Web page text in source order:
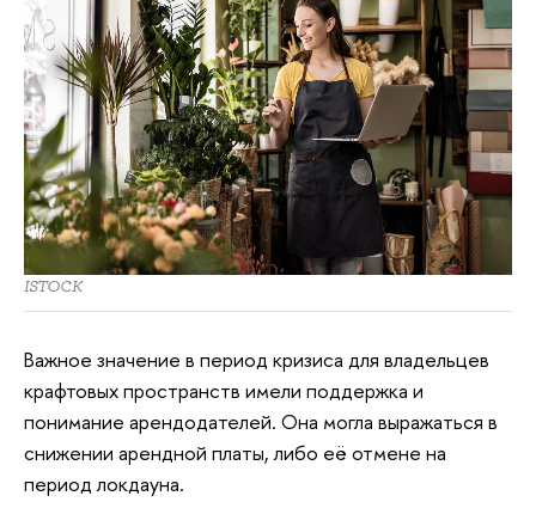
ISTOCK
Важное значение в период кризиса для владельцев
крафтовых пространств имели поддержка и
понимание арендодателей. Она могла выражаться в
снижении арендной платы, либо её отмене на
период локдауна.